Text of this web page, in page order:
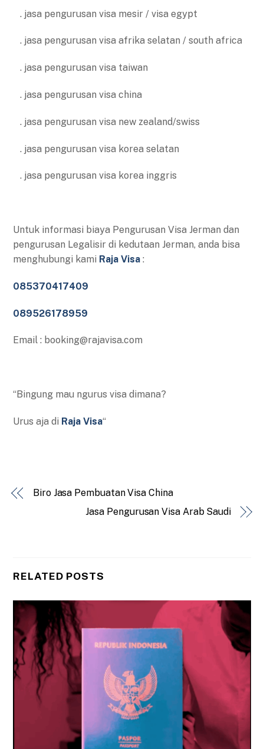
. jasa pengurusan visa mesir / visa egypt
. jasa pengurusan visa afrika selatan / south africa
. jasa pengurusan visa taiwan
. jasa pengurusan visa china
. jasa pengurusan visa new zealand/swiss
. jasa pengurusan visa korea selatan
. jasa pengurusan visa korea inggris
Untuk informasi biaya Pengurusan Visa Jerman dan
pengurusan Legalisir di kedutaan Jerman, anda bisa
menghubungi kami Raja Visa :
085370417409
089526178959
Email : booking@rajavisa.com
“Bingung mau ngurus visa dimana?
Urus aja di Raja Visa“
Biro Jasa Pembuatan Visa China
Jasa Pengurusan Visa Arab Saudi
RELATED POSTS